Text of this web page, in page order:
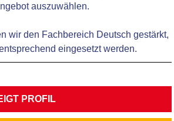
auszuwählen.
wir den Fachbereich Deutsch gestärkt,
eingesetzt werden.
PROFIL